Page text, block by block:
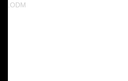
ODM.